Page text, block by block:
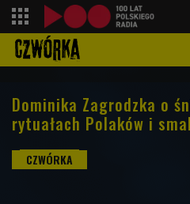
Dominika Zagrodzka o
rytuałach Polaków i